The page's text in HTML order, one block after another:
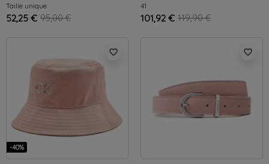
Taille unique
52,25 € 95,00 €
41
101,92 € 119,90 €
favorite_border
-40%
favorite_border